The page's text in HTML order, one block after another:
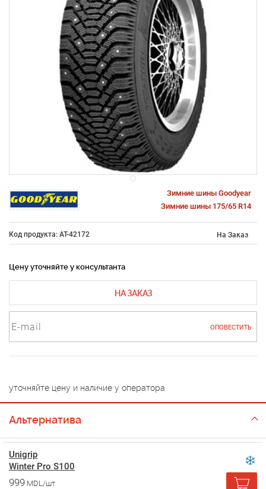
Зимние шины Goodyear
Зимние шины 175/65 R14
Код продукта: AT-42172 На Заказ
Цену уточняйте у консультанта
НА ЗАКАЗ
ОПОВЕСТИТЬ
уточняйте цену и наличие у оператора
Альтернатива
Unigrip
Winter Pro S100
999 MDL/шт